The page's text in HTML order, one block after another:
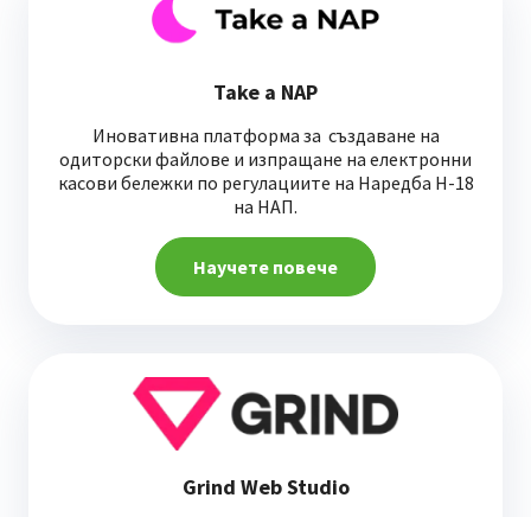
Take a NAP
Иновативна платформа за създаване на
одиторски файлове и изпращане на електронни
касови бележки по регулациите на Наредба Н-18
на НАП.
Научете повече
Grind Web Studio